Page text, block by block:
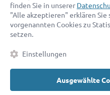
Cookies
finden Sie in unserer
"Alle akzeptieren" erklären Sie
vorgenannten Cookies zu
setzen.
Einstellungen
Ausgewählte